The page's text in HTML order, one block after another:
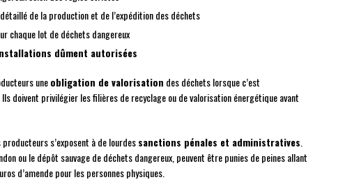
détaillé de la production et de l’expédition des déchets
chaque lot de déchets dangereux
dûment autorisées
uneobligation de valorisation des déchets lorsque c’est
doivent privilégier les filières de recyclage ou de valorisation énergétique avant
s’exposent à de lourdessanctions pénales et administratives
ou le dépôt sauvage de déchets dangereux, peuvent être punies de peines allant
d’amende pour les personnes physiques.